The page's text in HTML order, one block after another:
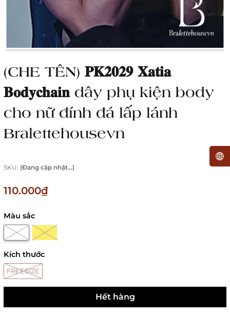
(CHE TÊN) 𝐏𝐊𝟐𝟎𝟐𝟗 𝐗𝐚𝐭𝐢𝐚
𝐁𝐨𝐝𝐲𝐜𝐡𝐚𝐢𝐧 dây phụ kiện body
cho nữ đính đá lấp lánh
Bralettehousevn
SKU: (Đang cập nhật...)
110.000₫
Màu sắc
Kích thước
FREESIZE
Hết hàng